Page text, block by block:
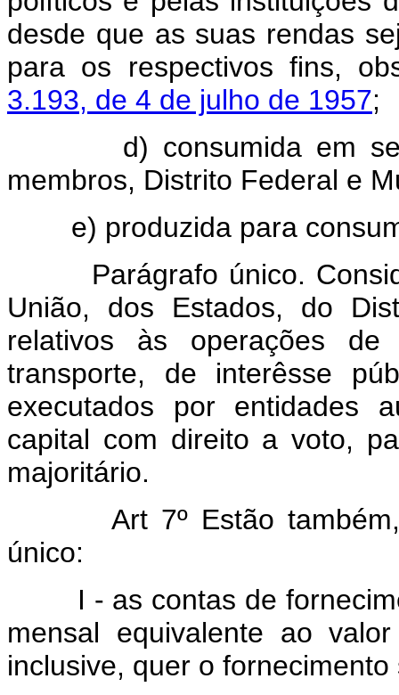
desde que as suas rendas
para os respectivos fins,
3.193, de 4 de julho de 1957;
d) consumida em
membros, Distrito Federal e
e) produzida para
Parágrafo único.
União, dos Estados, do
relativos às operações
transporte, de interêsse
executados por entidades
capital com direito a voto,
majoritário.
Art 7º Estão
único:
I - as contas de
mensal equivalente ao
inclusive, quer o